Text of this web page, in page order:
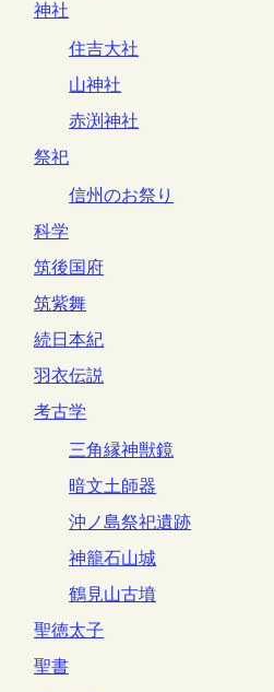
神社
住吉大社
山神社
赤渕神社
祭祀
信州のお祭り
科学
筑後国府
筑紫舞
続日本紀
羽衣伝説
考古学
三角縁神獣鏡
暗文土師器
沖ノ島祭祀遺跡
神籠石山城
鶴見山古墳
聖徳太子
聖書